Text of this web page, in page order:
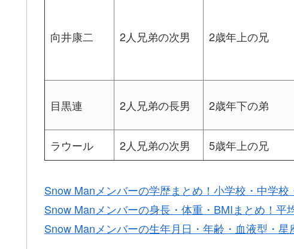
向井康二 2人兄弟の次男 2歳年上の兄
目黒連 2人兄弟の長男 2歳年下の弟
ラウール
2人兄弟の次男 5歳年上の兄
Snow Manメンバーの学歴まとめ！小学校・中学校
Snow Manメンバーの身長・体重・BMIまとめ！平
Snow Manメンバーの生年月日・年齢・血液型・